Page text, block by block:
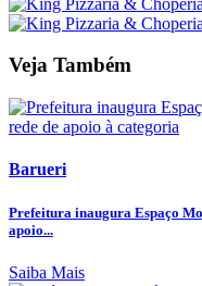
Veja Também
Barueri
Prefeitura inaugura Espaço
apoio...
Saiba Mais